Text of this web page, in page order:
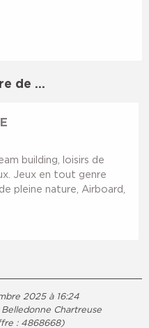
de ...
building, loisirs de
Jeux en tout genre
pleine nature, Airboard,
2025 à 16:24
Chartreuse
: 4868668)